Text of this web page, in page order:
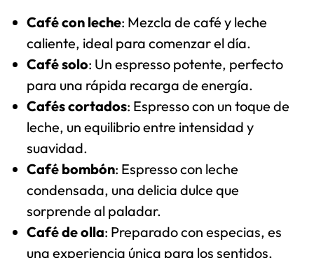
Café con leche: Mezcla de café y leche
caliente, ideal para comenzar el día.
Café solo: Un espresso potente, perfecto
para una rápida recarga de energía.
Cafés cortados: Espresso con un toque de
leche, un equilibrio entre intensidad y
suavidad.
Café bombón: Espresso con leche
condensada, una delicia dulce que
sorprende al paladar.
Café de olla: Preparado con especias, es
una experiencia única para los sentidos,